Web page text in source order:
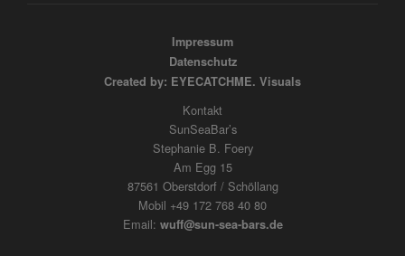
Impressum
Datenschutz
Created by: EYECATCHME. Visuals
Kontakt
SunSeaBar’s
Stephanie B. Foery
Am Egg 15
87561 Oberstdorf / Schöllang
Mobil +49 172 768 40 80
Email: wuff@sun-sea-bars.de